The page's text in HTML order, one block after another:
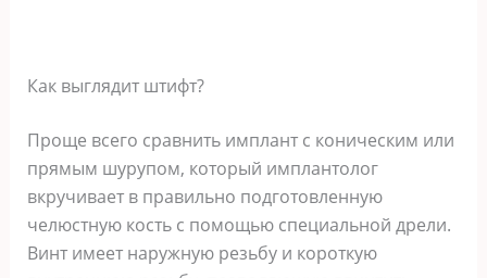
Как выглядит штифт?
Проще всего сравнить имплант с коническим или
прямым шурупом, который имплантолог
вкручивает в правильно подготовленную
челюстную кость с помощью специальной дрели.
Винт имеет наружную резьбу и короткую